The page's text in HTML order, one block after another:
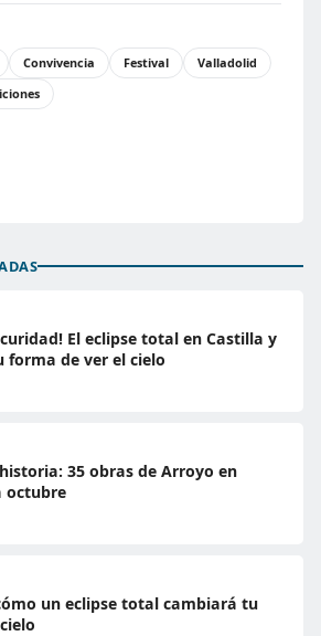
Convivencia Festival
Valladolid
El eclipse total en Castilla y
forma de ver el cielo
35 obras de Arroyo en
octubre
un eclipse total cambiará tu